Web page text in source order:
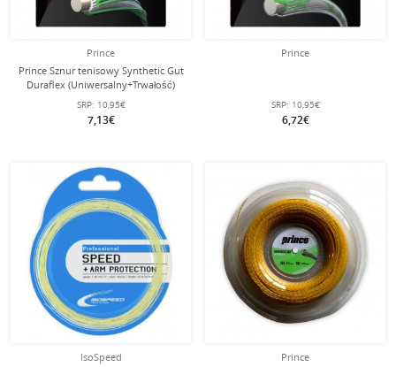
Prince
Prince Sznur tenisowy Synthetic Gut
Duraflex (Uniwersalny+Trwałość)
biały 12m Zestaw
SRP: 10,95€
7,13€
Prince
SRP: 10,95€
6,72€
IsoSpeed
Prince